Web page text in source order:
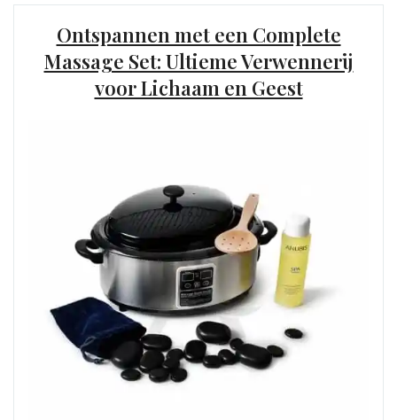
Ontspannen met een Complete
Massage Set: Ultieme Verwennerij
voor Lichaam en Geest